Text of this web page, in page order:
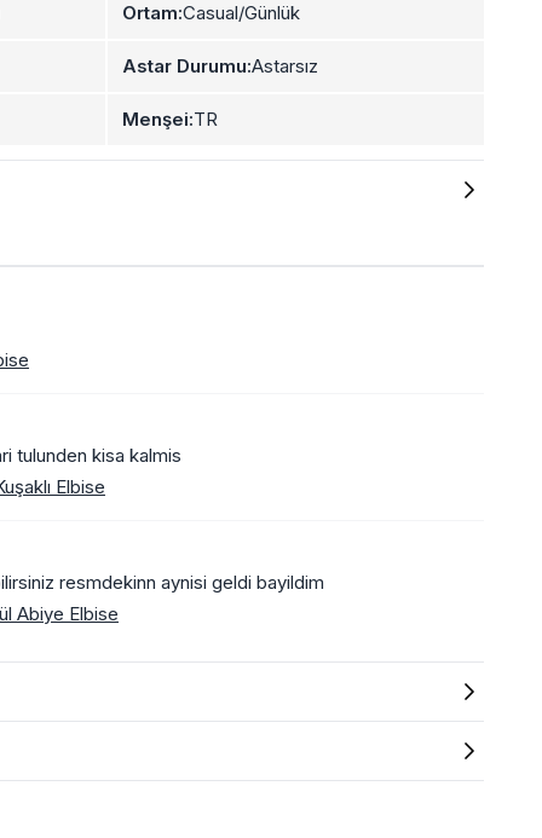
Ortam:Casual/Günlük
Astar Durumu:Astarsız
Menşei:TR
tulunden kisa kalmis
Elbise
resmdekinn aynisi geldi bayildim
Abiye Elbise